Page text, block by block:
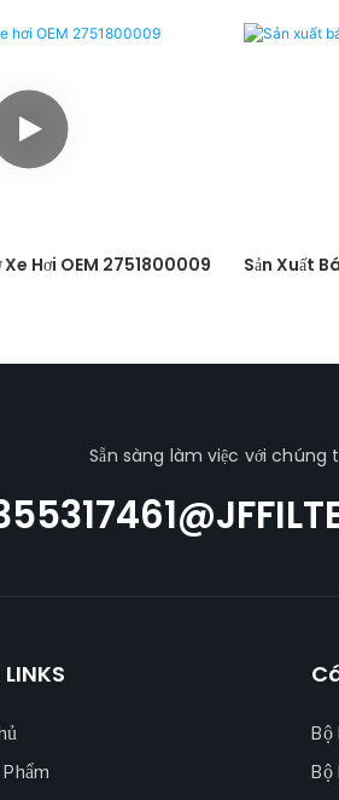
Xe Hơi OEM 2751800009 Sản Xuất
Sẵn sàng làm việc với chúng
Bộ
Bộ